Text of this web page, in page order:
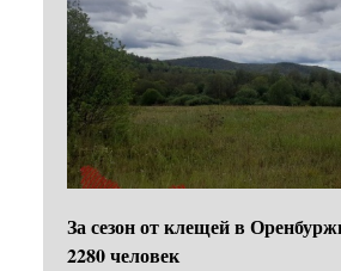
За сезон от клещей в
2280 человек